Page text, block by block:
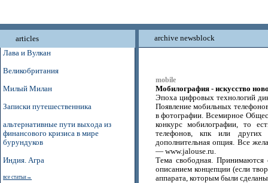
articles
Лава и Вулкан
Великобритания
Милый Милан
Записки путешественника
альтернативные пути выхода из
финансового кризиса в мире
бурундуков
Индия. Агра
все статьи→
archive newsblock
mobile
Мобилография - искусство
Эпоха цифровых технологий
Появление мобильных
в фотографии. Всемирное
конкурс мобилографии, то
телефонов, кпк или других
дополнительная опция. Все
— www.jalouse.ru.
Тема свободная. Принимаются
описанием концепции (если
аппарата, которым были